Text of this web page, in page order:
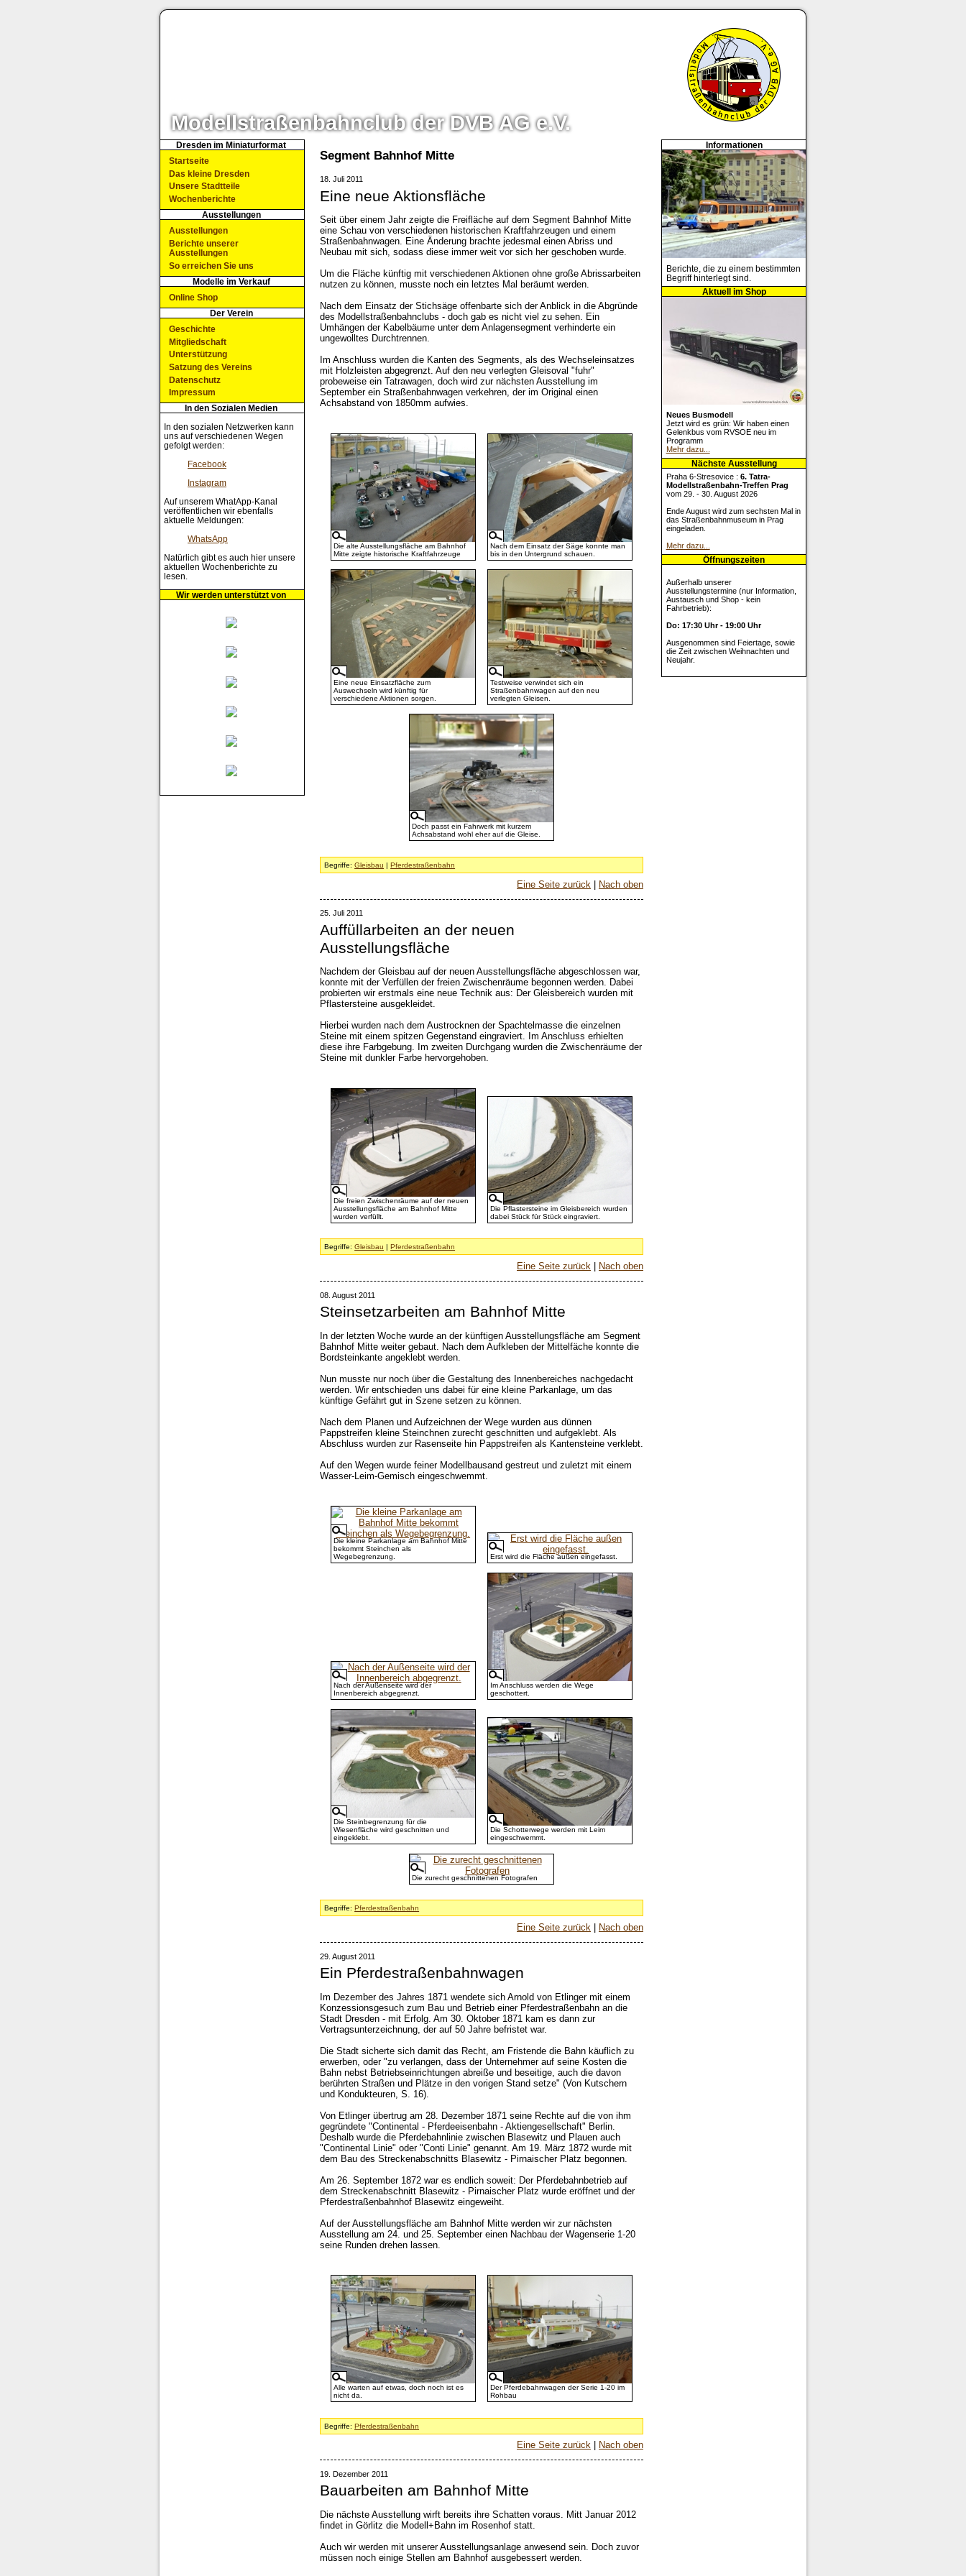
Modellstraßenbahnclub der DVB AG e.V.
Informationen
Berichte, die zu einem bestimmten
Begriff hinterlegt sind.
Aktuell im Shop
Neues Busmodell
Jetzt wird es grün: Wir haben einen
Gelenkbus vom RVSOE neu im
Programm
Mehr dazu...
Nächste Ausstellung
Praha 6-Stresovice : 6. Tatra-
Modellstraßenbahn-Treffen Prag
vom 29. - 30. August 2026
Ende August wird zum sechsten Mal in
das Straßenbahnmuseum in Prag
eingeladen.
Mehr dazu...
Öffnungszeiten
Außerhalb unserer
Ausstellungstermine (nur Information,
Austausch und Shop - kein
Fahrbetrieb):
Do: 17:30 Uhr - 19:00 Uhr
Ausgenommen sind Feiertage, sowie
die Zeit zwischen Weihnachten und
Neujahr.
Segment Bahnhof Mitte
18. Juli 2011
Eine neue Aktionsfläche
Seit über einem Jahr zeigte die Freifläche auf dem Segment Bahnhof Mitte
eine Schau von verschiedenen historischen Kraftfahrzeugen und einem
Straßenbahnwagen. Eine Änderung brachte jedesmal einen Abriss und
Neubau mit sich, sodass diese immer weit vor sich her geschoben wurde.
Um die Fläche künftig mit verschiedenen Aktionen ohne große Abrissarbeiten
nutzen zu können, musste noch ein letztes Mal beräumt werden.
Nach dem Einsatz der Stichsäge offenbarte sich der Anblick in die Abgründe
des Modellstraßenbahnclubs - doch gab es nicht viel zu sehen. Ein
Umhängen der Kabelbäume unter dem Anlagensegment verhinderte ein
ungewolltes Durchtrennen.
Im Anschluss wurden die Kanten des Segments, als des Wechseleinsatzes
mit Holzleisten abgegrenzt. Auf den neu verlegten Gleisoval "fuhr"
probeweise ein Tatrawagen, doch wird zur nächsten Ausstellung im
September ein Straßenbahnwagen verkehren, der im Original einen
Achsabstand von 1850mm aufwies.
Die alte Ausstellungsfläche am Bahnhof
Mitte zeigte historische Kraftfahrzeuge
Nach dem Einsatz der Säge konnte man
bis in den Untergrund schauen.
Eine neue Einsatzfläche zum
Auswechseln wird künftig für
verschiedene Aktionen sorgen.
Testweise verwindet sich ein
Straßenbahnwagen auf den neu
verlegten Gleisen.
Doch passt ein Fahrwerk mit kurzem
Achsabstand wohl eher auf die Gleise.
Begriffe:Gleisbau |Pferdestraßenbahn
Eine Seite zurück Nach oben
25. Juli 2011
Auffüllarbeiten an der neuen
Ausstellungsfläche
Nachdem der Gleisbau auf der neuen Ausstellungsfläche abgeschlossen war,
konnte mit der Verfüllen der freien Zwischenräume begonnen werden. Dabei
probierten wir erstmals eine neue Technik aus: Der Gleisbereich wurden mit
Pflastersteine ausgekleidet.
Hierbei wurden nach dem Austrocknen der Spachtelmasse die einzelnen
Steine mit einem spitzen Gegenstand eingraviert. Im Anschluss erhielten
diese ihre Farbgebung. Im zweiten Durchgang wurden die Zwischenräume der
Steine mit dunkler Farbe hervorgehoben.
Die freien Zwischenräume auf der neuen
Ausstellungsfläche am Bahnhof Mitte
wurden verfüllt.
Die Pflastersteine im Gleisbereich wurden
dabei Stück für Stück eingraviert.
Begriffe:Gleisbau |Pferdestraßenbahn
Eine Seite zurück Nach oben
08. August 2011
Steinsetzarbeiten am Bahnhof Mitte
In der letzten Woche wurde an der künftigen Ausstellungsfläche am Segment
Bahnhof Mitte weiter gebaut. Nach dem Aufkleben der Mittelfäche konnte die
Bordsteinkante angeklebt werden.
Nun musste nur noch über die Gestaltung des Innenbereiches nachgedacht
werden. Wir entschieden uns dabei für eine kleine Parkanlage, um das
künftige Gefährt gut in Szene setzen zu können.
Nach dem Planen und Aufzeichnen der Wege wurden aus dünnen
Pappstreifen kleine Steinchnen zurecht geschnitten und aufgeklebt. Als
Abschluss wurden zur Rasenseite hin Pappstreifen als Kantensteine verklebt.
Auf den Wegen wurde feiner Modellbausand gestreut und zuletzt mit einem
Wasser-Leim-Gemisch eingeschwemmt.
Die kleine Parkanlage am Bahnhof Mitte
bekommt Steinchen als
Wegebegrenzung.
Erst wird die Fläche außen eingefasst.
Nach der Außenseite wird der
Innenbereich abgegrenzt.
Im Anschluss werden die Wege
geschottert.
Die Steinbegrenzung für die
Wiesenfläche wird geschnitten und
eingeklebt.
Die Schotterwege werden mit Leim
eingeschwemmt.
Die zurecht geschnittenen Fotografen
Begriffe:Pferdestraßenbahn
Eine Seite zurück Nach oben
29. August 2011
Ein Pferdestraßenbahnwagen
Im Dezember des Jahres 1871 wendete sich Arnold von Etlinger mit einem
Konzessionsgesuch zum Bau und Betrieb einer Pferdestraßenbahn an die
Stadt Dresden - mit Erfolg. Am 30. Oktober 1871 kam es dann zur
Vertragsunterzeichnung, der auf 50 Jahre befristet war.
Die Stadt sicherte sich damit das Recht, am Fristende die Bahn käuflich zu
erwerben, oder "zu verlangen, dass der Unternehmer auf seine Kosten die
Bahn nebst Betriebseinrichtungen abreiße und beseitige, auch die davon
berührten Straßen und Plätze in den vorigen Stand setze" (Von Kutschern
und Kondukteuren, S. 16).
Von Etlinger übertrug am 28. Dezember 1871 seine Rechte auf die von ihm
gegründete "Continental - Pferdeeisenbahn - Aktiengesellschaft" Berlin.
Deshalb wurde die Pferdebahnlinie zwischen Blasewitz und Plauen auch
"Continental Linie" oder "Conti Linie" genannt. Am 19. März 1872 wurde mit
dem Bau des Streckenabschnitts Blasewitz - Pirnaischer Platz begonnen.
Am 26. September 1872 war es endlich soweit: Der Pferdebahnbetrieb auf
dem Streckenabschnitt Blasewitz - Pirnaischer Platz wurde eröffnet und der
Pferdestraßenbahnhof Blasewitz eingeweiht.
Auf der Ausstellungsfläche am Bahnhof Mitte werden wir zur nächsten
Ausstellung am 24. und 25. September einen Nachbau der Wagenserie 1-20
seine Runden drehen lassen.
Alle warten auf etwas, doch noch ist es
nicht da.
Der Pferdebahnwagen der Serie 1-20 im
Rohbau
Begriffe:Pferdestraßenbahn
Eine Seite zurück Nach oben
19. Dezember 2011
Bauarbeiten am Bahnhof Mitte
Die nächste Ausstellung wirft bereits ihre Schatten voraus. Mitt Januar 2012
findet in Görlitz die Modell+Bahn im Rosenhof statt.
Auch wir werden mit unserer Ausstellungsanlage anwesend sein. Doch zuvor
müssen noch einige Stellen am Bahnhof ausgebessert werden.
Dresden im Miniaturformat
Startseite
Das kleine Dresden
Unsere Stadtteile
Wochenberichte
Ausstellungen
Ausstellungen
Berichte unserer
Ausstellungen
So erreichen Sie uns
Modelle im Verkauf
Online Shop
Der Verein
Geschichte
Mitgliedschaft
Unterstützung
Satzung des Vereins
Datenschutz
Impressum
In den Sozialen Medien
In den sozialen Netzwerken kann
uns auf verschiedenen Wegen
gefolgt werden:
Facebook
Instagram
Auf unserem WhatApp-Kanal
veröffentlichen wir ebenfalls
aktuelle Meldungen:
WhatsApp
Natürlich gibt es auch hier unsere
aktuellen Wochenberichte zu
lesen.
Wir werden unterstützt von